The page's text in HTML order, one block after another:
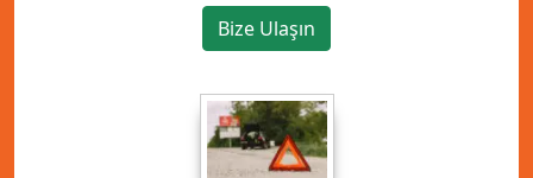
Bize Ulaşın